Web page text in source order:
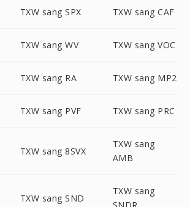
TXW sang SPX TXW sang CAF
TXW sang WV TXW sang VOC
TXW sang RA TXW sang MP2
TXW sang PVF TXW sang PRC
TXW sang 8SVX
TXW sang
AMB
TXW sang SND
TXW sang